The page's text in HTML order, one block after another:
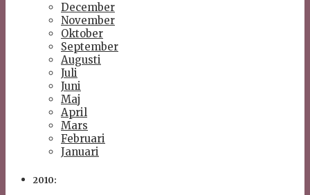
December
November
Oktober
September
Augusti
Juli
Juni
Maj
April
Mars
Februari
Januari
2010: